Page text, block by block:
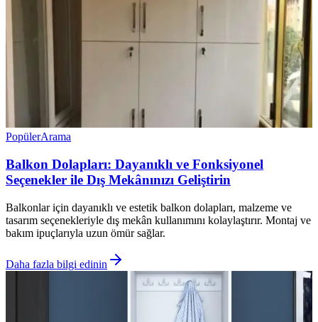
PopülerArama
Balkon Dolapları: Dayanıklı ve Fonksiyonel
Seçenekler ile Dış Mekânınızı Geliştirin
Balkonlar için dayanıklı ve estetik balkon dolapları, malzeme ve
tasarım seçenekleriyle dış mekân kullanımını kolaylaştırır. Montaj ve
bakım ipuçlarıyla uzun ömür sağlar.
Daha fazla bilgi edinin